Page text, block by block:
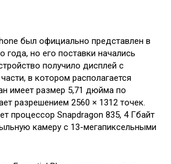
был официально представлен в
года, но его поставки начались
получило дисплей с
в котором располагается
имеет размер 5,71 дюйма по
разрешением 2560 × 1312 точек.
процессор Snapdragon 835, 4 Гбайт
камеру с 13-мегапиксельными